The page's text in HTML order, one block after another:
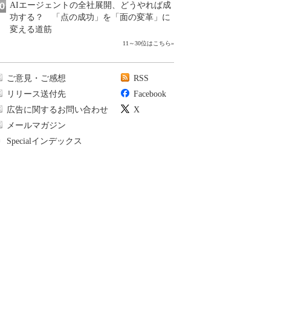
AIエージェントの全社展開、どうやれば成
功する？ 「点の成功」を「面の変革」に
変える道筋
11～30位はこちら»
ご意見・ご感想
リリース送付先
広告に関するお問い合わせ
メールマガジン
Specialインデックス
RSS
Facebook
X